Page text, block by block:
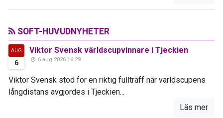
SOFT-HUVUDNYHETER
AUG
6
Viktor Svensk världscupvinnare i Tjeckien
6 aug 2026 16:29
Viktor Svensk stod för en riktig fullträff när världscupens
långdistans avgjordes i Tjeckien...
Läs mer